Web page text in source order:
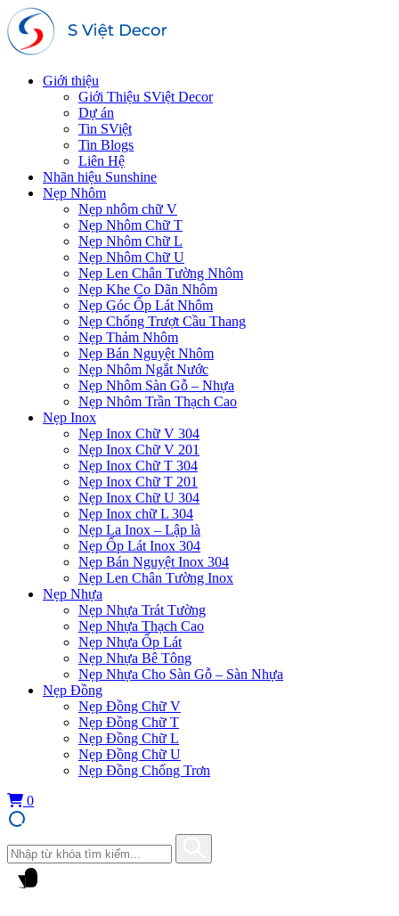
Giới thiệu
Giới Thiệu SViệt Decor
Dự án
Tin SViệt
Tin Blogs
Liên Hệ
Nhãn hiệu Sunshine
Nẹp Nhôm
Nẹp nhôm chữ V
Nẹp Nhôm Chữ T
Nẹp Nhôm Chữ L
Nẹp Nhôm Chữ U
Nẹp Len Chân Tường Nhôm
Nẹp Khe Co Dãn Nhôm
Nẹp Góc Ốp Lát Nhôm
Nẹp Chống Trượt Cầu Thang
Nẹp Thảm Nhôm
Nẹp Bán Nguyệt Nhôm
Nẹp Nhôm Ngắt Nước
Nẹp Nhôm Sàn Gỗ – Nhựa
Nẹp Nhôm Trần Thạch Cao
Nẹp Inox
Nẹp Inox Chữ V 304
Nẹp Inox Chữ V 201
Nẹp Inox Chữ T 304
Nẹp Inox Chữ T 201
Nẹp Inox Chữ U 304
Nẹp Inox chữ L 304
Nẹp La Inox – Lập là
Nẹp Ốp Lát Inox 304
Nẹp Bán Nguyệt Inox 304
Nẹp Len Chân Tường Inox
Nẹp Nhựa
Nẹp Nhựa Trát Tường
Nẹp Nhựa Thạch Cao
Nẹp Nhựa Ốp Lát
Nẹp Nhựa Bê Tông
Nẹp Nhựa Cho Sàn Gỗ – Sàn Nhựa
Nẹp Đồng
Nẹp Đồng Chữ V
Nẹp Đồng Chữ T
Nẹp Đồng Chữ L
Nẹp Đồng Chữ U
Nẹp Đồng Chống Trơn
0